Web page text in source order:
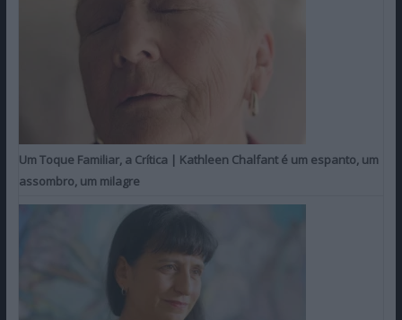
Um Toque Familiar, a Crítica | Kathleen Chalfant é um espanto, um
assombro, um milagre